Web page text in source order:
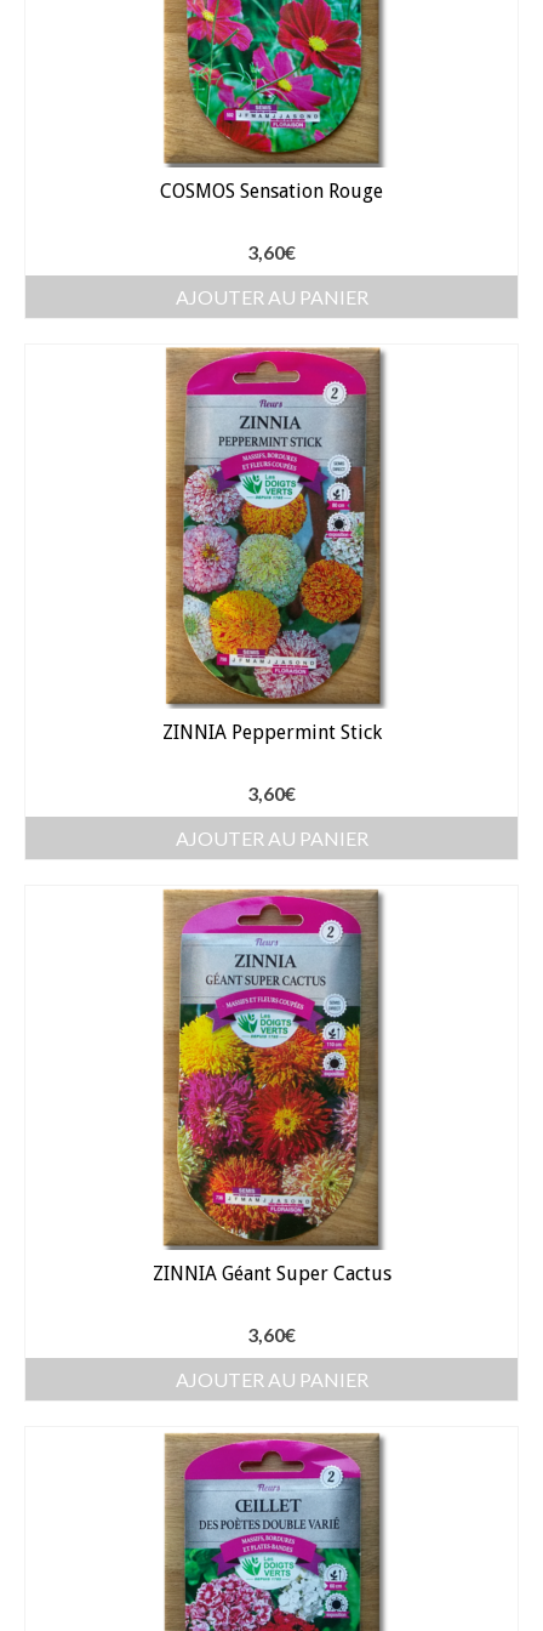
Arrosage
Enterré / Regards
Arroseurs
Pistolets / Brosses
Programmateur
Raccords / accessoires
Robinets / Vannes
Goutte à goutte
Outillage
Pots de fleur
Soin des plantes
Pépinières
Arbustes de haies
Gazon fleuri
Gazon ornemental
COSMOS Sensation Rouge
3,60€
AJOUTER AU PANIER
ZINNIA Peppermint Stick
3,60€
AJOUTER AU PANIER
ZINNIA Géant Super Cactus
3,60€
AJOUTER AU PANIER